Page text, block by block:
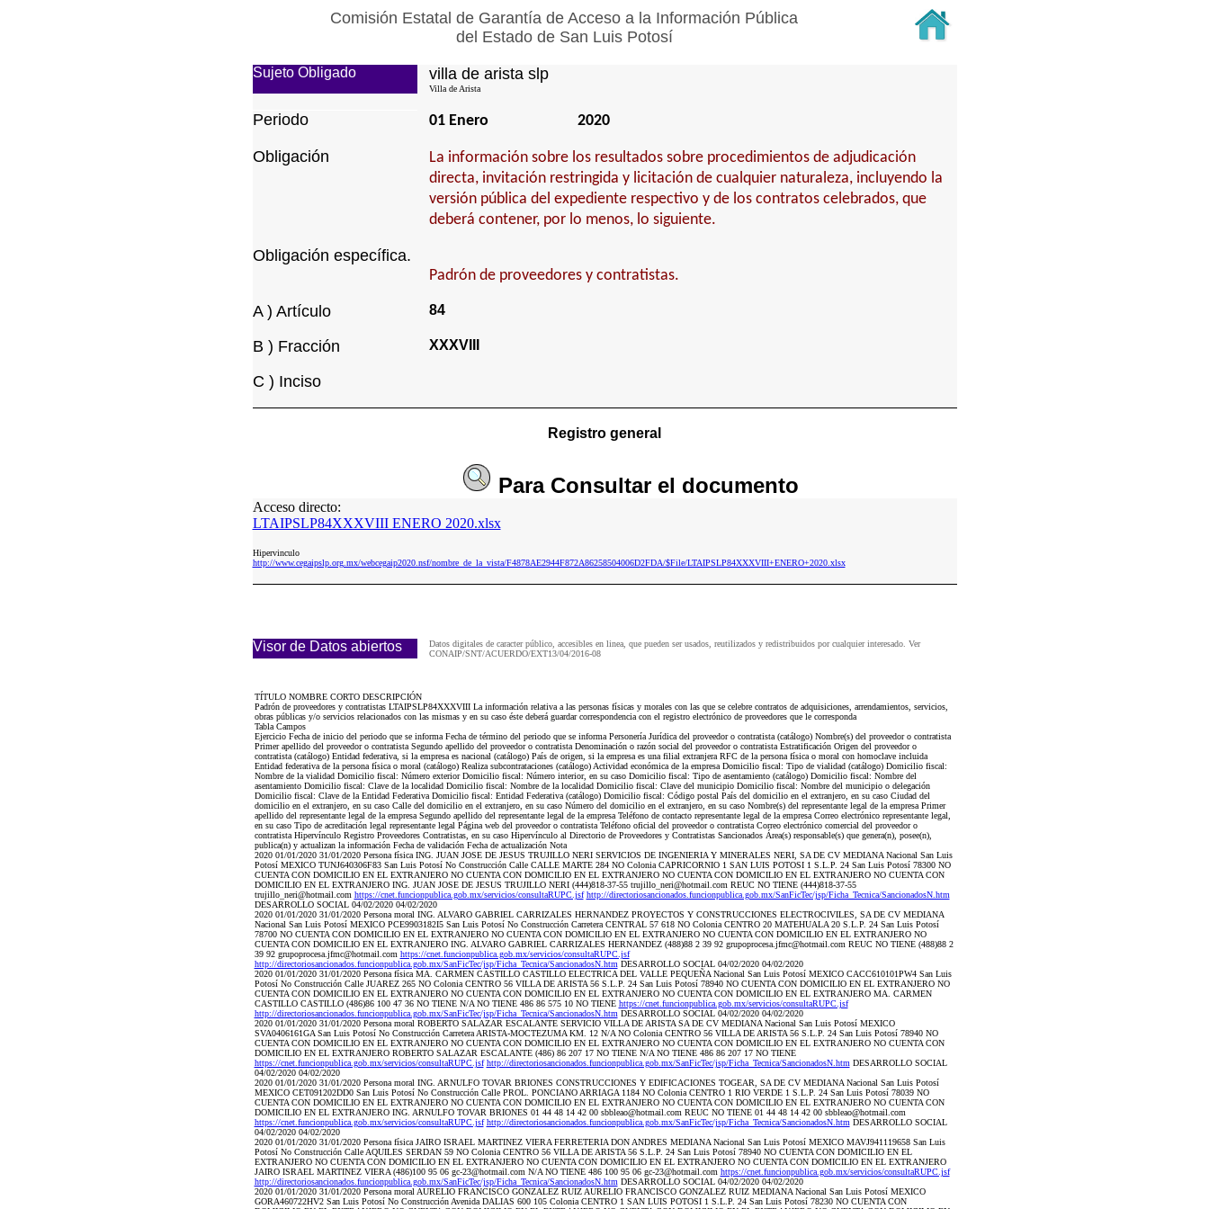
Comisión Estatal de Garantía de Acceso a la Información Pública
del Estado de San Luis Potosí
Sujeto Obligado villa de arista slp
Villa de Arista
Periodo 01 Enero 2020
Obligación
La información sobre los resultados sobre procedimientos de adjudicación
directa, invitación restringida y licitación de cualquier naturaleza, incluyendo la
versión pública del expediente respectivo y de los contratos celebrados, que
deberá contener, por lo menos, lo siguiente.
Obligación específica.
Padrón de proveedores y contratistas.
A ) Artículo 84
B ) Fracción XXXVIII
C ) Inciso
Registro general
Para Consultarel documento
Acceso directo:
LTAIPSLP84XXXVIII ENERO 2020.xlsx
Hipervinculo
http://www.cegaipslp.org.mx/webcegaip2020.nsf/nombre_de_la_vista/F4878AE2944F872A86258504006D2FDA/$File/LTAIPSLP84XXXVIII+ENERO+2020.xlsx
Visor de Datos abiertos
Datos digitales de caracter público, accesibles en linea, que pueden ser usados, reutilizados y redistribuidos por cualquier interesado. Ver
CONAIP/SNT/ACUERDO/EXT13/04/2016-08
TÍTULO NOMBRE CORTO DESCRIPCIÓN
Padrón de proveedores y contratistas LTAIPSLP84XXXVIII La información relativa a las personas físicas y morales con las que se celebre contratos de adquisiciones, arrendamientos, servicios,
obras públicas y/o servicios relacionados con las mismas y en su caso éste deberá guardar correspondencia con el registro electrónico de proveedores que le corresponda
Tabla Campos
Ejercicio Fecha de inicio del periodo que se informa Fecha de término del periodo que se informa Personería Jurídica del proveedor o contratista (catálogo) Nombre(s) del proveedor o contratista
Primer apellido del proveedor o contratista Segundo apellido del proveedor o contratista Denominación o razón social del proveedor o contratista Estratificación Origen del proveedor o
contratista (catálogo) Entidad federativa, si la empresa es nacional (catálogo) País de origen, si la empresa es una filial extranjera RFC de la persona física o moral con homoclave incluida
Entidad federativa de la persona física o moral (catálogo) Realiza subcontrataciones (catálogo) Actividad económica de la empresa Domicilio fiscal: Tipo de vialidad (catálogo) Domicilio fiscal:
Nombre de la vialidad Domicilio fiscal: Número exterior Domicilio fiscal: Número interior, en su caso Domicilio fiscal: Tipo de asentamiento (catálogo) Domicilio fiscal: Nombre del
asentamiento Domicilio fiscal: Clave de la localidad Domicilio fiscal: Nombre de la localidad Domicilio fiscal: Clave del municipio Domicilio fiscal: Nombre del municipio o delegación
Domicilio fiscal: Clave de la Entidad Federativa Domicilio fiscal: Entidad Federativa (catálogo) Domicilio fiscal: Código postal País del domicilio en el extranjero, en su caso Ciudad del
domicilio en el extranjero, en su caso Calle del domicilio en el extranjero, en su caso Número del domicilio en el extranjero, en su caso Nombre(s) del representante legal de la empresa Primer
apellido del representante legal de la empresa Segundo apellido del representante legal de la empresa Teléfono de contacto representante legal de la empresa Correo electrónico representante legal,
en su caso Tipo de acreditación legal representante legal Página web del proveedor o contratista Teléfono oficial del proveedor o contratista Correo electrónico comercial del proveedor o
contratista Hipervínculo Registro Proveedores Contratistas, en su caso Hipervínculo al Directorio de Proveedores y Contratistas Sancionados Área(s) responsable(s) que genera(n), posee(n),
publica(n) y actualizan la información Fecha de validación Fecha de actualización Nota
2020 01/01/2020 31/01/2020 Persona física ING. JUAN JOSE DE JESUS TRUJILLO NERI SERVICIOS DE INGENIERIA Y MINERALES NERI, SA DE CV MEDIANA Nacional San Luis
Potosí MEXICO TUNJ640306F83 San Luis Potosí No Construcción Calle CALLE MARTE 284 NO Colonia CAPRICORNIO 1 SAN LUIS POTOSI 1 S.L.P. 24 San Luis Potosí 78300 NO
CUENTA CON DOMICILIO EN EL EXTRANJERO NO CUENTA CON DOMICILIO EN EL EXTRANJERO NO CUENTA CON DOMICILIO EN EL EXTRANJERO NO CUENTA CON
DOMICILIO EN EL EXTRANJERO ING. JUAN JOSE DE JESUS TRUJILLO NERI (444)818-37-55 trujillo_neri@hotmail.com REUC NO TIENE (444)818-37-55
trujillo_neri@hotmail.com https://cnet.funcionpublica.gob.mx/servicios/consultaRUPC.jsf http://directoriosancionados.funcionpublica.gob.mx/SanFicTec/jsp/Ficha_Tecnica/SancionadosN.htm
DESARROLLO SOCIAL 04/02/2020 04/02/2020
2020 01/01/2020 31/01/2020 Persona moral ING. ALVARO GABRIEL CARRIZALES HERNANDEZ PROYECTOS Y CONSTRUCCIONES ELECTROCIVILES, SA DE CV MEDIANA
Nacional San Luis Potosí MEXICO PCE9903182I5 San Luis Potosí No Construcción Carretera CENTRAL 57 618 NO Colonia CENTRO 20 MATEHUALA 20 S.L.P. 24 San Luis Potosí
78700 NO CUENTA CON DOMICILIO EN EL EXTRANJERO NO CUENTA CON DOMICILIO EN EL EXTRANJERO NO CUENTA CON DOMICILIO EN EL EXTRANJERO NO
CUENTA CON DOMICILIO EN EL EXTRANJERO ING. ALVARO GABRIEL CARRIZALES HERNANDEZ (488)88 2 39 92 grupoprocesa.jfmc@hotmail.com REUC NO TIENE (488)88 2
39 92 grupoprocesa.jfmc@hotmail.com https://cnet.funcionpublica.gob.mx/servicios/consultaRUPC.jsf
http://directoriosancionados.funcionpublica.gob.mx/SanFicTec/jsp/Ficha_Tecnica/SancionadosN.htm DESARROLLO SOCIAL 04/02/2020 04/02/2020
2020 01/01/2020 31/01/2020 Persona física MA. CARMEN CASTILLO CASTILLO ELECTRICA DEL VALLE PEQUEÑA Nacional San Luis Potosí MEXICO CACC610101PW4 San Luis
Potosí No Construcción Calle JUAREZ 265 NO Colonia CENTRO 56 VILLA DE ARISTA 56 S.L.P. 24 San Luis Potosí 78940 NO CUENTA CON DOMICILIO EN EL EXTRANJERO NO
CUENTA CON DOMICILIO EN EL EXTRANJERO NO CUENTA CON DOMICILIO EN EL EXTRANJERO NO CUENTA CON DOMICILIO EN EL EXTRANJERO MA. CARMEN
CASTILLO CASTILLO (486)86 100 47 36 NO TIENE N/A NO TIENE 486 86 575 10 NO TIENE https://cnet.funcionpublica.gob.mx/servicios/consultaRUPC.jsf
http://directoriosancionados.funcionpublica.gob.mx/SanFicTec/jsp/Ficha_Tecnica/SancionadosN.htm DESARROLLO SOCIAL 04/02/2020 04/02/2020
2020 01/01/2020 31/01/2020 Persona moral ROBERTO SALAZAR ESCALANTE SERVICIO VILLA DE ARISTA SA DE CV MEDIANA Nacional San Luis Potosí MEXICO
SVA0406161GA San Luis Potosí No Construcción Carretera ARISTA-MOCTEZUMA KM. 12 N/A NO Colonia CENTRO 56 VILLA DE ARISTA 56 S.L.P. 24 San Luis Potosí 78940 NO
CUENTA CON DOMICILIO EN EL EXTRANJERO NO CUENTA CON DOMICILIO EN EL EXTRANJERO NO CUENTA CON DOMICILIO EN EL EXTRANJERO NO CUENTA CON
DOMICILIO EN EL EXTRANJERO ROBERTO SALAZAR ESCALANTE (486) 86 207 17 NO TIENE N/A NO TIENE 486 86 207 17 NO TIENE
https://cnet.funcionpublica.gob.mx/servicios/consultaRUPC.jsf http://directoriosancionados.funcionpublica.gob.mx/SanFicTec/jsp/Ficha_Tecnica/SancionadosN.htm DESARROLLO SOCIAL
04/02/2020 04/02/2020
2020 01/01/2020 31/01/2020 Persona moral ING. ARNULFO TOVAR BRIONES CONSTRUCCIONES Y EDIFICACIONES TOGEAR, SA DE CV MEDIANA Nacional San Luis Potosí
MEXICO CET091202DD0 San Luis Potosí No Construcción Calle PROL. PONCIANO ARRIAGA 1184 NO Colonia CENTRO 1 RIO VERDE 1 S.L.P. 24 San Luis Potosí 78039 NO
CUENTA CON DOMICILIO EN EL EXTRANJERO NO CUENTA CON DOMICILIO EN EL EXTRANJERO NO CUENTA CON DOMICILIO EN EL EXTRANJERO NO CUENTA CON
DOMICILIO EN EL EXTRANJERO ING. ARNULFO TOVAR BRIONES 01 44 48 14 42 00 sbbleao@hotmail.com REUC NO TIENE 01 44 48 14 42 00 sbbleao@hotmail.com
https://cnet.funcionpublica.gob.mx/servicios/consultaRUPC.jsf http://directoriosancionados.funcionpublica.gob.mx/SanFicTec/jsp/Ficha_Tecnica/SancionadosN.htm DESARROLLO SOCIAL
04/02/2020 04/02/2020
2020 01/01/2020 31/01/2020 Persona física JAIRO ISRAEL MARTINEZ VIERA FERRETERIA DON ANDRES MEDIANA Nacional San Luis Potosí MEXICO MAVJ941119658 San Luis
Potosí No Construcción Calle AQUILES SERDAN 59 NO Colonia CENTRO 56 VILLA DE ARISTA 56 S.L.P. 24 San Luis Potosí 78940 NO CUENTA CON DOMICILIO EN EL
EXTRANJERO NO CUENTA CON DOMICILIO EN EL EXTRANJERO NO CUENTA CON DOMICILIO EN EL EXTRANJERO NO CUENTA CON DOMICILIO EN EL EXTRANJERO
JAIRO ISRAEL MARTINEZ VIERA (486)100 95 06 gc-23@hotmail.com N/A NO TIENE 486 100 95 06 gc-23@hotmail.com https://cnet.funcionpublica.gob.mx/servicios/consultaRUPC.jsf
http://directoriosancionados.funcionpublica.gob.mx/SanFicTec/jsp/Ficha_Tecnica/SancionadosN.htm DESARROLLO SOCIAL 04/02/2020 04/02/2020
2020 01/01/2020 31/01/2020 Persona moral AURELIO FRANCISCO GONZALEZ RUIZ AURELIO FRANCISCO GONZALEZ RUIZ MEDIANA Nacional San Luis Potosí MEXICO
GORA460722HV2 San Luis Potosí No Construcción Avenida DALIAS 600 105 Colonia CENTRO 1 SAN LUIS POTOSI 1 S.L.P. 24 San Luis Potosí 78230 NO CUENTA CON